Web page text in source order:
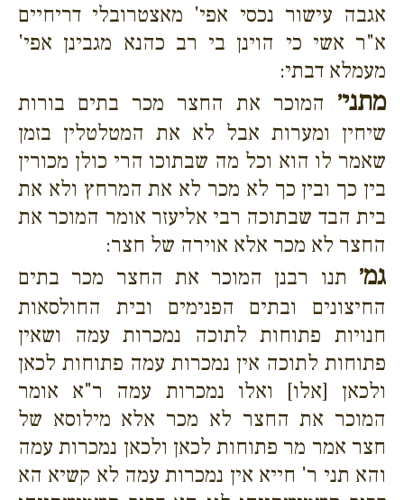
אגבה עישור נכסי אפי' מאצטרובלי דריחיים
א"ר אשי כי הוינן בי רב כהנא מגבינן אפי'
מעמלא דבתי:
מתני׳ המוכר את החצר מכר בתים בורות
שיחין ומערות אבל לא את המטלטלין בזמן
שאמר לו הוא וכל מה שבתוכו הרי כולן מכורין
בין כך ובין כך לא מכר לא את המרחץ ולא את
בית הבד שבתוכה רבי אליעזר אומר המוכר את
החצר לא מכר אלא אוירה של חצר:
גמ׳ תנו רבנן המוכר את החצר מכר בתים
החיצונים ובתים הפנימים ובית החולסאות
חנויות פתוחות לתוכה נמכרות עמה ושאין
פתוחות לתוכה אין נמכרות עמה פתוחות לכאן
ולכאן [אלו] ואלו נמכרות עמה ר"א אומר
המוכר את החצר לא מכר אלא מילוסא של
חצר אמר מר פתוחות לכאן ולכאן נמכרות עמה
והא תני ר' חייא אין נמכרות עמה לא קשיא הא